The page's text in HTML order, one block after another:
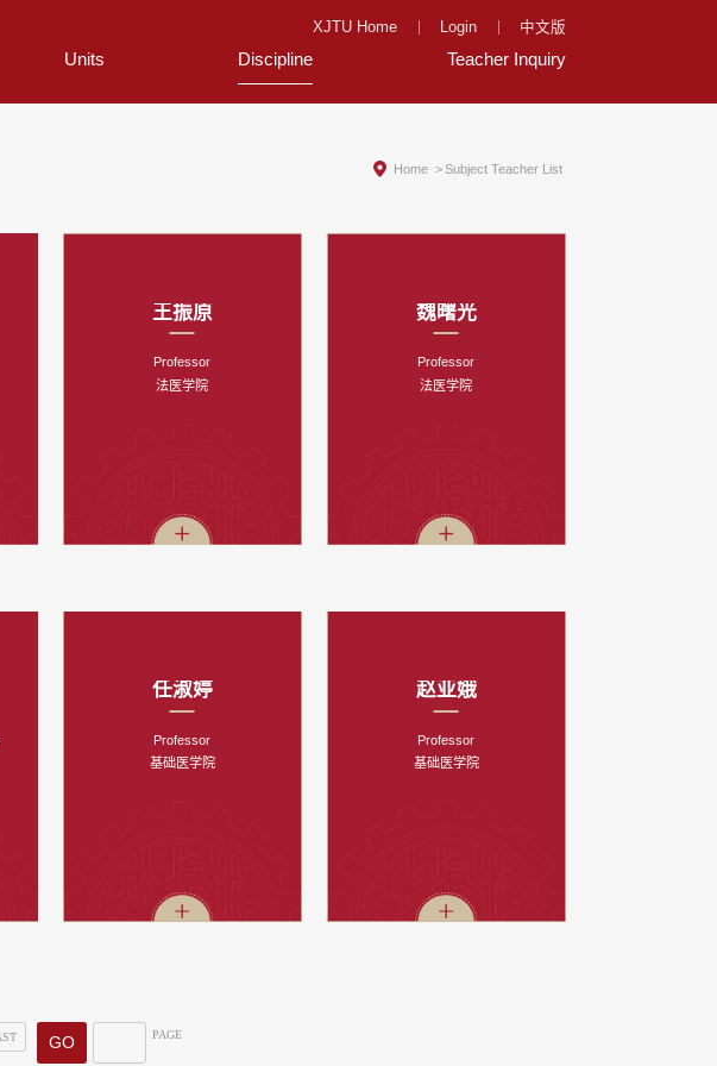
XJTU Home Login 中文版
Units Discipline Teacher Inquiry
Home > Subject Teacher List
王振原
Professor
法医学院
魏曙光
Professor
法医学院
任淑婷
Professor
基础医学院
赵亚娥
Professor
基础医学院
PAGE